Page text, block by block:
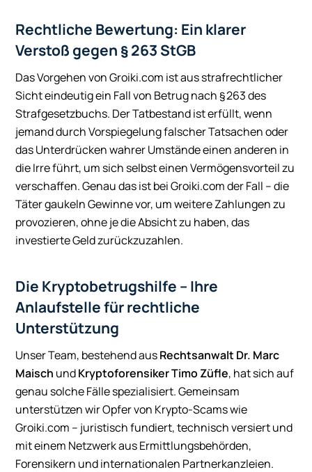
Rechtliche Bewertung: Ein klarer
Verstoß gegen § 263 StGB
Das Vorgehen von Groiki.com ist aus strafrechtlicher
Sicht eindeutig ein Fall von Betrug nach § 263 des
Strafgesetzbuchs. Der Tatbestand ist erfüllt, wenn
jemand durch Vorspiegelung falscher Tatsachen oder
das Unterdrücken wahrer Umstände einen anderen in
die Irre führt, um sich selbst einen Vermögensvorteil zu
verschaffen. Genau das ist bei Groiki.com der Fall – die
Täter gaukeln Gewinne vor, um weitere Zahlungen zu
provozieren, ohne je die Absicht zu haben, das
investierte Geld zurückzuzahlen.
Die Kryptobetrugshilfe – Ihre
Anlaufstelle für rechtliche
Unterstützung
Unser Team, bestehend ausRechtsanwalt Dr. Marc
Maisch undKryptoforensiker Timo Züfle, hat sich auf
genau solche Fälle spezialisiert. Gemeinsam
unterstützen wir Opfer von Krypto-Scams wie
Groiki.com – juristisch fundiert, technisch versiert und
mit einem Netzwerk aus Ermittlungsbehörden,
Forensikern und internationalen Partnerkanzleien.